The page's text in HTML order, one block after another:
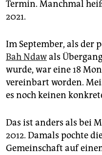
Termin. Manchmal
2021.
Im September, als der
Bah Ndawals
wurde, war eine 18
vereinbart worden.
es noch keinen
Das ist anders als bei
2012. Damals pochte
Gemeinschaft auf